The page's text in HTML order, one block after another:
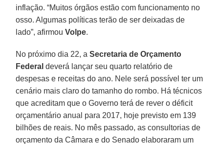
inflação. “Muitos órgãos estão com funcionamento no
osso. Algumas políticas terão de ser deixadas de
lado”, afirmouVolpe.
No próximo dia 22, aSecretaria de Orçamento
Federal deverá lançar seu quarto relatório de
despesas e receitas do ano. Nele será possível ter um
cenário mais claro do tamanho do rombo. Há técnicos
que acreditam que o Governo terá de rever o déficit
orçamentário anual para 2017, hoje previsto em 139
bilhões de reais. No mês passado, as consultorias de
orçamento da Câmara e do Senado elaboraram um